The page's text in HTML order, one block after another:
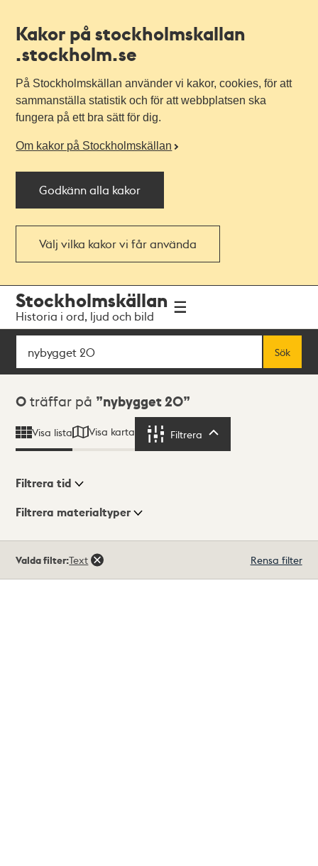
Kakor på stockholmskallan
.stockholm.se
På Stockholmskällan använder vi kakor, cookies, för att
sammanställa statistik och för att webbplatsen ska
fungera på ett bra sätt för dig.
Om kakor på Stockholmskällan
Godkänn alla kakor
Välj vilka kakor vi får använda
navigationen
huvudinnehållet
Stockholmskällan
Historia i ord, ljud och bild
Sök
Sök
Sökresultat
0 träffar på nybygget 20
Visa lista Visa karta Filtrera
Visningsläge
Filtrera tid
Filtrera materialtyper
träffar
Valda filter:Text Rensa filter